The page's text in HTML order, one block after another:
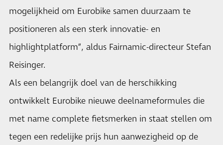
mogelijkheid om Eurobike samen duurzaam te
positioneren als een sterk innovatie- en
highlightplatform”, aldus Fairnamic-directeur Stefan
Reisinger.
Als een belangrijk doel van de herschikking
ontwikkelt Eurobike nieuwe deelnameformules die
met name complete fietsmerken in staat stellen om
tegen een redelijke prijs hun aanwezigheid op de